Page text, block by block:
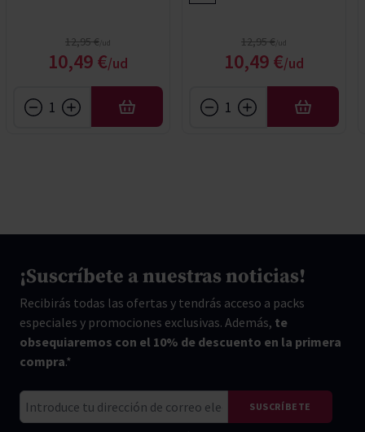
Precio especial
10,49 €
Precio normal
12,95 €
AÑADIR
Precio especial
10,49 €
Precio normal
12,95 €
AÑADIR
¡Suscríbete a nuestras noticias!
Recibirás todas las ofertas y tendrás acceso a packs
especiales y promociones exclusivas. Además, te
obsequiaremos con el 10% de descuento en la primera
compra.*
SUSCRÍBETE